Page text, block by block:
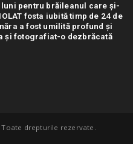
luni pentru brăileanul care și-
fosta iubită timp de 24 de
a fost umilită profund și
și fotografiat-o dezbrăcată
Toate drepturile rezervate.